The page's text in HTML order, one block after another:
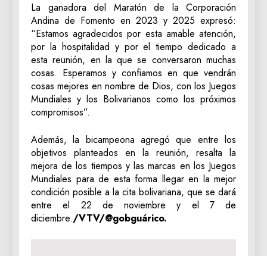
La ganadora del Maratón de la Corporación
Andina de Fomento en 2023 y 2025 expresó:
“Estamos agradecidos por esta amable atención,
por la hospitalidad y por el tiempo dedicado a
esta reunión, en la que se conversaron muchas
cosas. Esperamos y confiamos en que vendrán
cosas mejores en nombre de Dios, con los Juegos
Mundiales y los Bolivarianos como los próximos
compromisos”.
Además, la bicampeona agregó que entre los
objetivos planteados en la reunión, resalta la
mejora de los tiempos y las marcas en los Juegos
Mundiales para de esta forma llegar en la mejor
condición posible a la cita bolivariana, que se dará
entre el 22 de noviembre y el 7 de
diciembre./VTV/@gobguárico.